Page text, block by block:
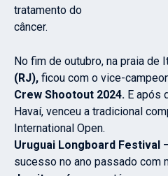
tratamento do
câncer.
No fim de outubro, na praia de
(RJ), ficou com o vice-
Crew Shootout 2024. E após
Havaí, venceu a tradicional
International Open.
Uruguai Longboard Festival
sucesso no ano passado com